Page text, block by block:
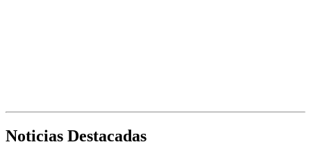
Noticias Destacadas